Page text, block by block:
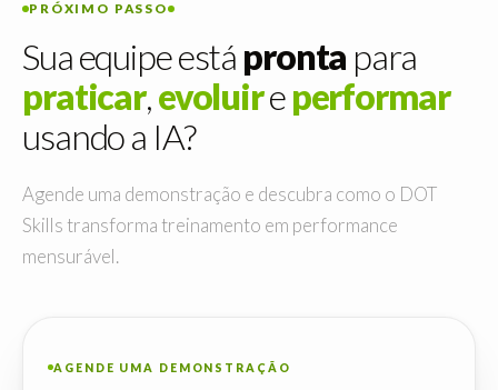
PRÓXIMO PASSO
Sua equipe está pronta para
praticar,evoluireperformar
usando a IA?
Agende uma demonstração e descubra como o DOT
Skills transforma treinamento em performance
mensurável.
AGENDE UMA DEMONSTRAÇÃO